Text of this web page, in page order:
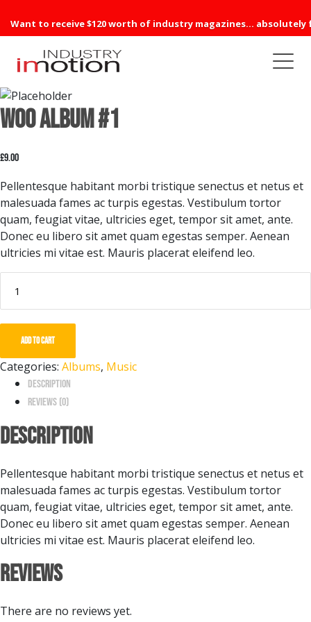
Want to receive $120 worth of industry magazines... absolutely
Woo Album #1
£9.00
Pellentesque habitant morbi tristique senectus et netus et
malesuada fames ac turpis egestas. Vestibulum tortor
quam, feugiat vitae, ultricies eget, tempor sit amet, ante.
Donec eu libero sit amet quam egestas semper. Aenean
ultricies mi vitae est. Mauris placerat eleifend leo.
Album
#1
quantity
Add to cart
Categories: Albums, Music
Description
Reviews (0)
Description
Pellentesque habitant morbi tristique senectus et netus et
malesuada fames ac turpis egestas. Vestibulum tortor
quam, feugiat vitae, ultricies eget, tempor sit amet, ante.
Donec eu libero sit amet quam egestas semper. Aenean
ultricies mi vitae est. Mauris placerat eleifend leo.
Reviews
There are no reviews yet.